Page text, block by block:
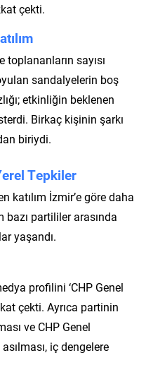
çekti.
toplananların sayısı
sandalyelerin boş
etkinliğin beklenen
Birkaç kişinin şarkı
biriydi.
Tepkiler
katılım İzmir’e göre daha
bazı partililer arasında
yaşandı.
profilini ‘CHP Genel
çekti. Ayrıca partinin
ve CHP Genel
iç dengelere